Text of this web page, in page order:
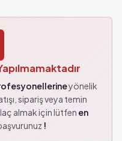
yönelik
sipariş veya temin
almak için lütfen en
!